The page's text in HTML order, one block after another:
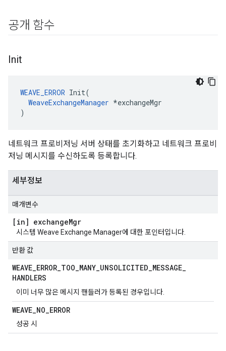
공개 함수
Init
WEAVE_ERROR Init(
WeaveExchangeManager *exchangeMgr
)
네트워크 프로비저닝 서버 상태를 초기화하고 네트워크 프로비
저닝 메시지를 수신하도록 등록합니다.
세부정보
매개변수
[in] exchangeMgr
시스템 Weave Exchange Manager에 대한 포인터입니다.
반환 값
WEAVE_ERROR_TOO_MANY_UNSOLICITED_MESSAGE_
HANDLERS
이미 너무 많은 메시지 핸들러가 등록된 경우입니다.
WEAVE_NO_ERROR
성공 시